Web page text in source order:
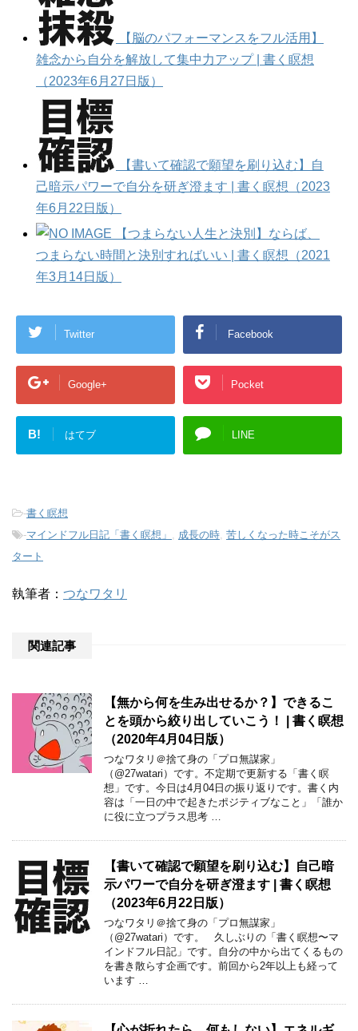
【脳のパフォーマンスをフル活用】
雑念から自分を解放して集中力アップ | 書く瞑想
（2023年6月27日版）
【書いて確認で願望を刷り込む】自
己暗示パワーで自分を研ぎ澄ます | 書く瞑想（2023
年6月22日版）
【つまらない人生と決別】ならば、
つまらない時間と決別すればいい | 書く瞑想（2021
年3月14日版）
Twitter Facebook
Google+ Pocket
B! はてブ LINE
-書く瞑想
-マインドフル日記「書く瞑想」 成長の時 苦しくなった時こそがス
タート
執筆者： つなワタリ
関連記事
【無から何を生み出せるか？】できるこ
とを頭から絞り出していこう！ | 書く瞑想
（2020年4月04日版）
つなワタリ＠捨て身の「プロ無謀家」
（@27watari）です。不定期で更新する「書く瞑
想」です。今日は4月04日の振り返りです。書く内
容は「一日の中で起きたポジティブなこと」「誰か
に役に立つプラス思考 …
【書いて確認で願望を刷り込む】自己暗
示パワーで自分を研ぎ澄ます | 書く瞑想
（2023年6月22日版）
つなワタリ＠捨て身の「プロ無謀家」
（@27watari）です。 久しぶりの「書く瞑想〜マ
インドフル日記」です。自分の中から出てくるもの
を書き散らす企画です。前回から2年以上も経って
います …